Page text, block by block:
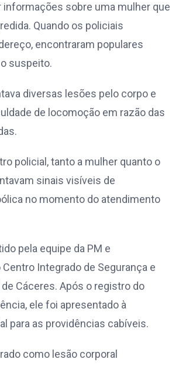
informações sobre uma mulher que
Quando os policiais
encontraram populares
suspeito.
diversas lesões pelo corpo e
de locomoção em razão das
policial, tanto a mulher quanto o
sinais visíveis de
no momento do atendimento
pela equipe da PM e
Integrado de Segurança e
Cáceres. Após o registro do
ele foi apresentado à
para as providências cabíveis.
como lesão corporal